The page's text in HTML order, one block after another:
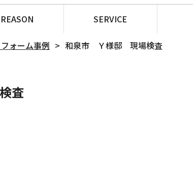
REASON SERVICE
ォーム事例 和泉市 Ｙ様邸 現場検査
査